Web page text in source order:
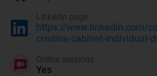
https://www.linkedin.com/
cristina-cabinet-individual-
Linkedin page
Yes
Online sessions